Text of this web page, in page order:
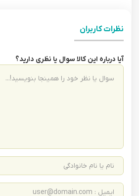
نظرات کاربران
آیا درباره این کالا سوال یا نظری دارید؟